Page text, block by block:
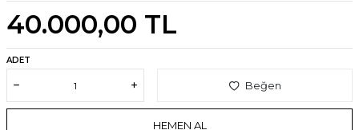
40.000,00 TL
ADET
Beğen
HEMEN AL